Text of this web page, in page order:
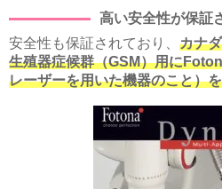
高い安全性が保証
安全性も保証されており、 カナ
生殖器症候群（GSM）用に
レーザーを用いた機器のこと）